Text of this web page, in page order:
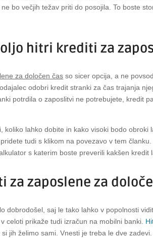
bo večjih težav priti do posojila. To boste
hitri krediti za
za določen čas so sicer opcija, a ne
odobri kredit stranki za čas trajanja
potrdila o zaposlitvi ne potrebujete, kredit
koliko lahko dobite in kako visoki bodo
tudi s klikom na povezavo v tem
s katerim boste preverili kakšen kredit
za zaposlene za
dobrodošel, saj le tako lahko v popolnosti
celoti prikaže tudi izračun na mobilni banki.
jih želimo sami. Vnesti je treba le dve zadevi.